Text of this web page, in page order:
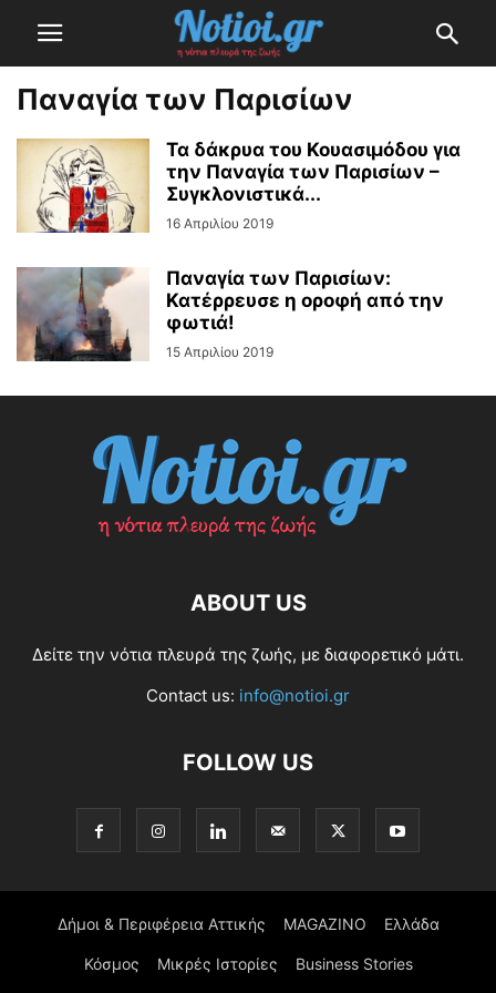
Παναγία των Παρισίων
Τα δάκρυα του Κουασιμόδου για
την Παναγία των Παρισίων –
Συγκλονιστικά...
16 Απριλίου 2019
Παναγία των Παρισίων:
Κατέρρευσε η οροφή από την
φωτιά!
15 Απριλίου 2019
ABOUT US
Δείτε την νότια πλευρά της ζωής, με διαφορετικό μάτι.
Contact us: info@notioi.gr
FOLLOW US
Δήμοι & Περιφέρεια Αττικής MAGAZINO Ελλάδα
Κόσμος Μικρές Ιστορίες Business Stories